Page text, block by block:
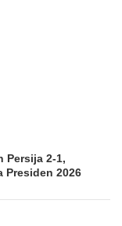
Persija 2-1,
Presiden 2026